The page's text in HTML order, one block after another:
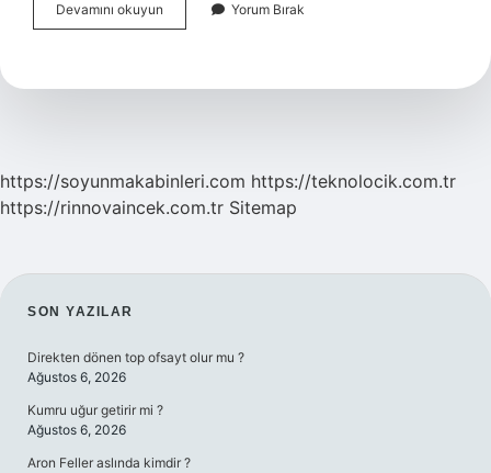
Devamını okuyun
Hava
Mı
Yorum Bırak
https://soyunmakabinleri.com https://teknolocik.com.tr
https://rinnovaincek.com.tr Sitemap
SIDEBAR
SON YAZILAR
Direkten dönen top ofsayt olur mu ?
Ağustos 6, 2026
Kumru uğur getirir mi ?
Ağustos 6, 2026
Aron Feller aslında kimdir ?